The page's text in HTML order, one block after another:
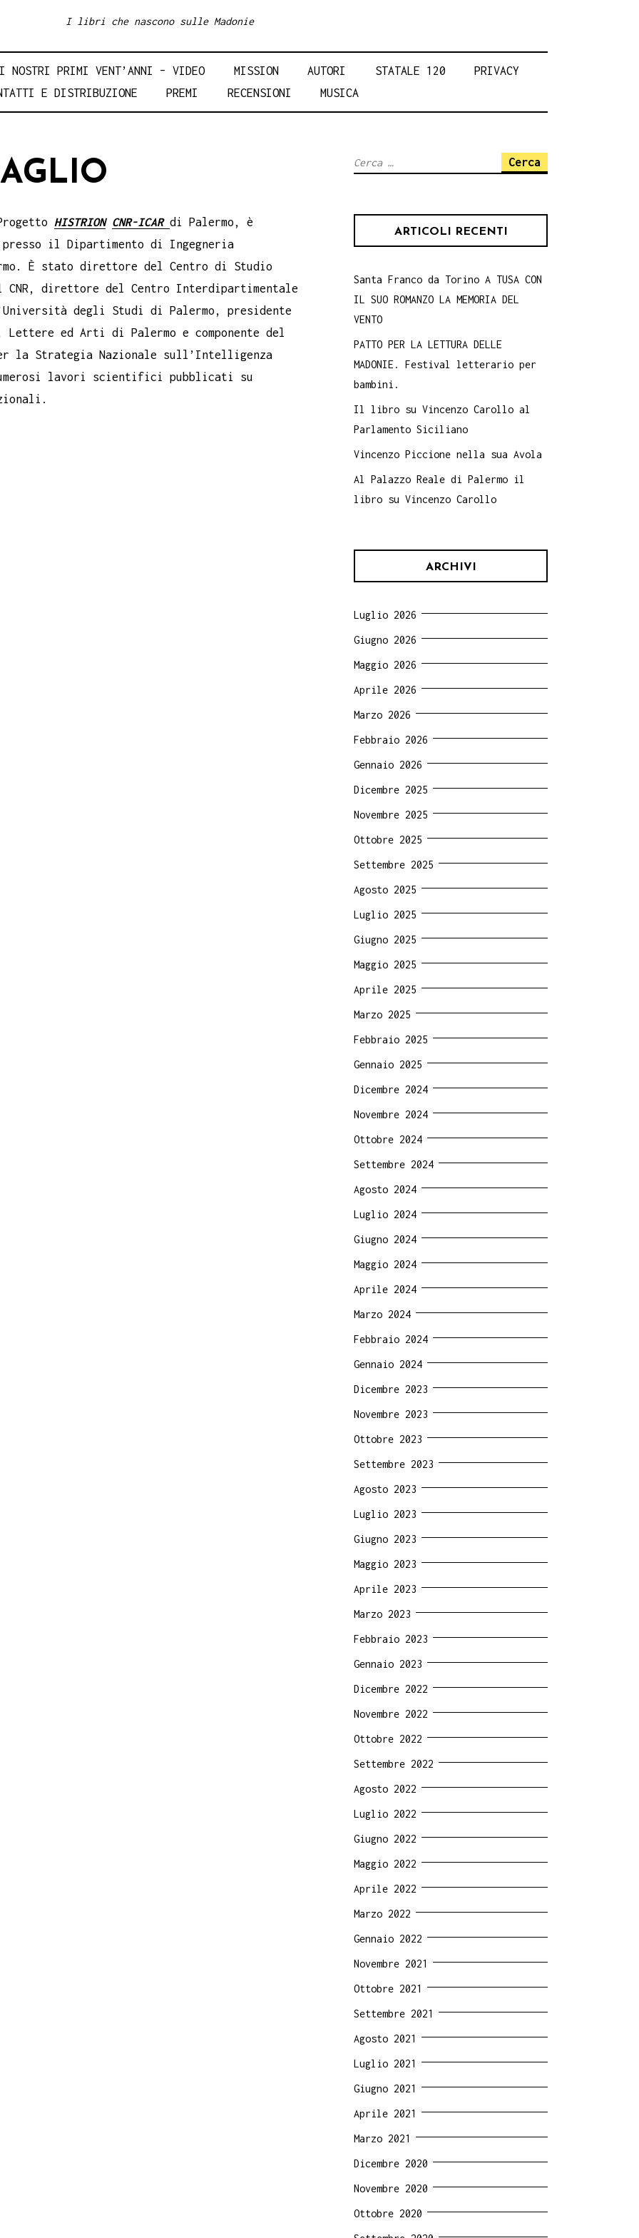
I libri che nascono sulle Madonie
I NOSTRI PRIMI VENT’ANNI – VIDEO MISSION AUTORI STATALE 120
PRIVACY
E DISTRIBUZIONE
PREMI RECENSIONI MUSICA
HISTRION CNR-ICAR di Palermo, è
il Dipartimento di Ingegneria
È stato direttore del Centro di Studio
direttore del Centro Interdipartimentale
degli Studi di Palermo, presidente
Lettere ed Arti di Palermo e componente del
la Strategia Nazionale sull’Intelligenza
lavori scientifici pubblicati su
Ricerca
ARTICOLI RECENTI
Santa Franco da Torino A TUSA CON
IL SUO ROMANZO LA MEMORIA DEL
VENTO
PATTO PER LA LETTURA DELLE
MADONIE. Festival letterario per
bambini.
Il libro su Vincenzo Carollo al
Parlamento Siciliano
Vincenzo Piccione nella sua Avola
Al Palazzo Reale di Palermo il
libro su Vincenzo Carollo
ARCHIVI
Luglio 2026
Giugno 2026
Maggio 2026
Aprile 2026
Marzo 2026
Febbraio 2026
Gennaio 2026
Dicembre 2025
Novembre 2025
Ottobre 2025
Settembre 2025
Agosto 2025
Luglio 2025
Giugno 2025
Maggio 2025
Aprile 2025
Marzo 2025
Febbraio 2025
Gennaio 2025
Dicembre 2024
Novembre 2024
Ottobre 2024
Settembre 2024
Agosto 2024
Luglio 2024
Giugno 2024
Maggio 2024
Aprile 2024
Marzo 2024
Febbraio 2024
Gennaio 2024
Dicembre 2023
Novembre 2023
Ottobre 2023
Settembre 2023
Agosto 2023
Luglio 2023
Giugno 2023
Maggio 2023
Aprile 2023
Marzo 2023
Febbraio 2023
Gennaio 2023
Dicembre 2022
Novembre 2022
Ottobre 2022
Settembre 2022
Agosto 2022
Luglio 2022
Giugno 2022
Maggio 2022
Aprile 2022
Marzo 2022
Gennaio 2022
Novembre 2021
Ottobre 2021
Settembre 2021
Agosto 2021
Luglio 2021
Giugno 2021
Aprile 2021
Marzo 2021
Dicembre 2020
Novembre 2020
Ottobre 2020